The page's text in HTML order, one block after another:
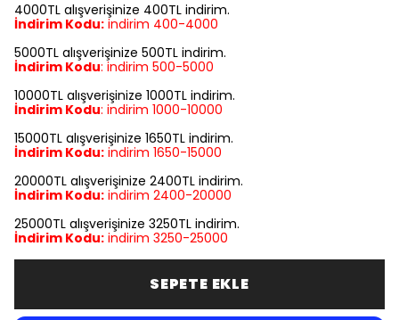
4000TL alışverişinize 400TL indirim.
İndirim Kodu: indirim 400-4000
5000TL alışverişinize 500TL indirim.
İndirim Kodu: indirim 500-5000
10000TL alışverişinize 1000TL indirim.
İndirim Kodu: indirim 1000-10000
15000TL alışverişinize 1650TL indirim.
İndirim Kodu: indirim 1650-15000
20000TL alışverişinize 2400TL indirim.
İndirim Kodu: indirim 2400-20000
25000TL alışverişinize 3250TL indirim.
İndirim Kodu: indirim 3250-25000
SEPETE EKLE